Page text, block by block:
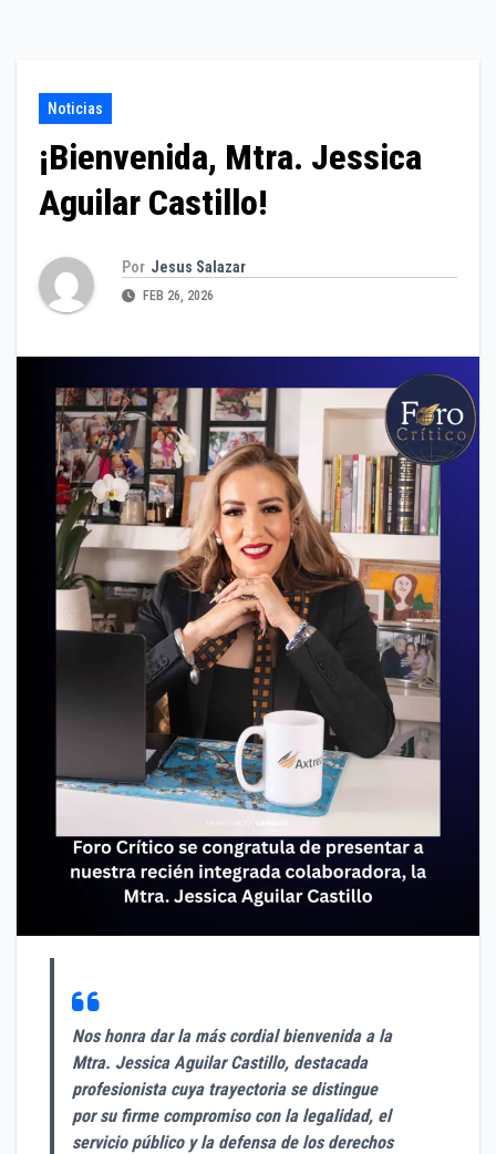
Noticias
¡Bienvenida, Mtra. Jessica
Aguilar Castillo!
Por Jesus Salazar
FEB 26, 2026
Nos honra dar la más cordial bienvenida a la
Mtra. Jessica Aguilar Castillo, destacada
profesionista cuya trayectoria se distingue
por su firme compromiso con la legalidad, el
servicio público y la defensa de los derechos